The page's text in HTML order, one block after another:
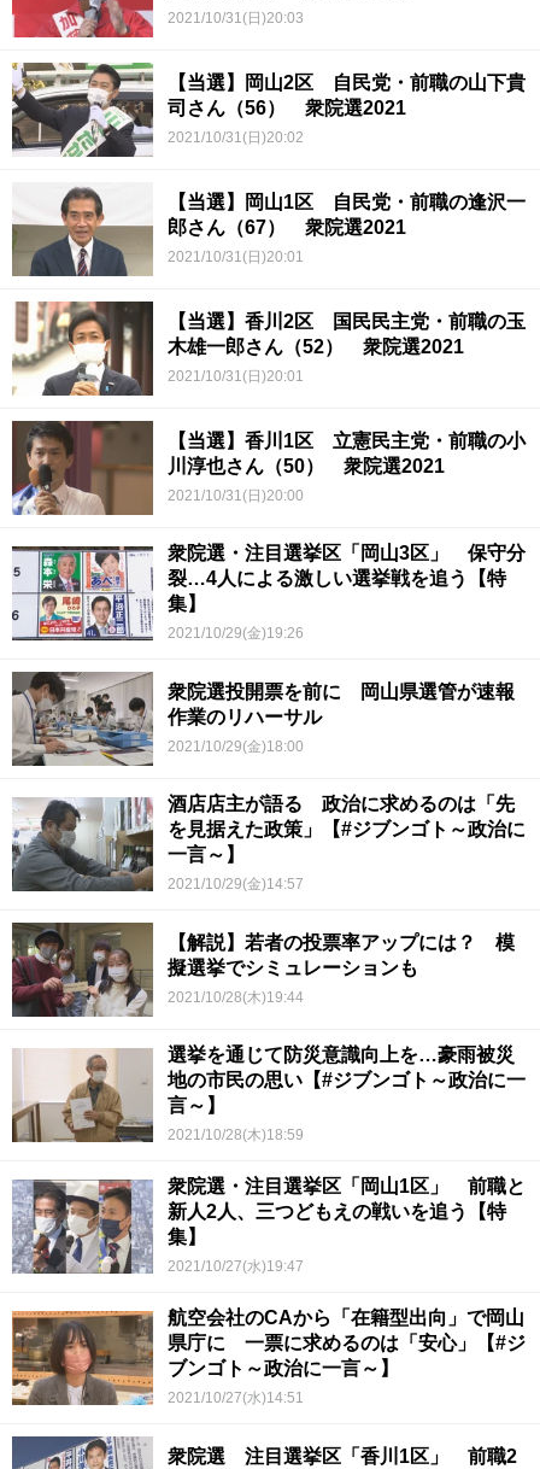
2021/10/31(日)20:03
【当選】岡山2区 自民党・前職の山下貴
司さん（56） 衆院選2021
2021/10/31(日)20:02
【当選】岡山1区 自民党・前職の逢沢一
郎さん（67） 衆院選2021
2021/10/31(日)20:01
【当選】香川2区 国民民主党・前職の玉
木雄一郎さん（52） 衆院選2021
2021/10/31(日)20:01
【当選】香川1区 立憲民主党・前職の小
川淳也さん（50） 衆院選2021
2021/10/31(日)20:00
衆院選・注目選挙区「岡山3区」 保守分
裂…4人による激しい選挙戦を追う【特
集】
2021/10/29(金)19:26
衆院選投開票を前に 岡山県選管が速報
作業のリハーサル
2021/10/29(金)18:00
酒店店主が語る 政治に求めるのは「先
を見据えた政策」【#ジブンゴト～政治に
一言～】
2021/10/29(金)14:57
【解説】若者の投票率アップには？ 模
擬選挙でシミュレーションも
2021/10/28(木)19:44
選挙を通じて防災意識向上を…豪雨被災
地の市民の思い【#ジブンゴト～政治に一
言～】
2021/10/28(木)18:59
衆院選・注目選挙区「岡山1区」 前職と
新人2人、三つどもえの戦いを追う【特
集】
2021/10/27(水)19:47
航空会社のCAから「在籍型出向」で岡山
県庁に 一票に求めるのは「安心」【#ジ
ブンゴト～政治に一言～】
2021/10/27(水)14:51
衆院選 注目選挙区「香川1区」 前職2